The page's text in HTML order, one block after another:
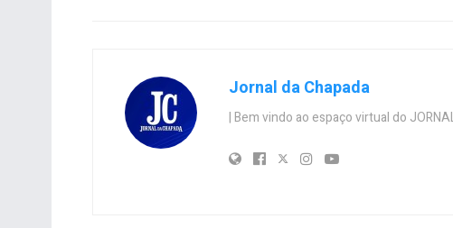
Jornal da Chapada
| Bem vindo ao espaço virtual do